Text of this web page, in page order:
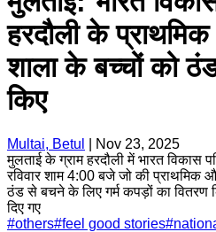
हरदौली के
शाला के बच्चों को
किए
Multai, Betul
Nov 23, 2025
मुलताई के ग्राम हरदौली में भारत विकास
रविवार शाम 4:00 बजे जो की प्राथमिक
ठंड से बचने के लिए गर्म कपड़ों का वितरण
दिए गए
#others#feel good stories#